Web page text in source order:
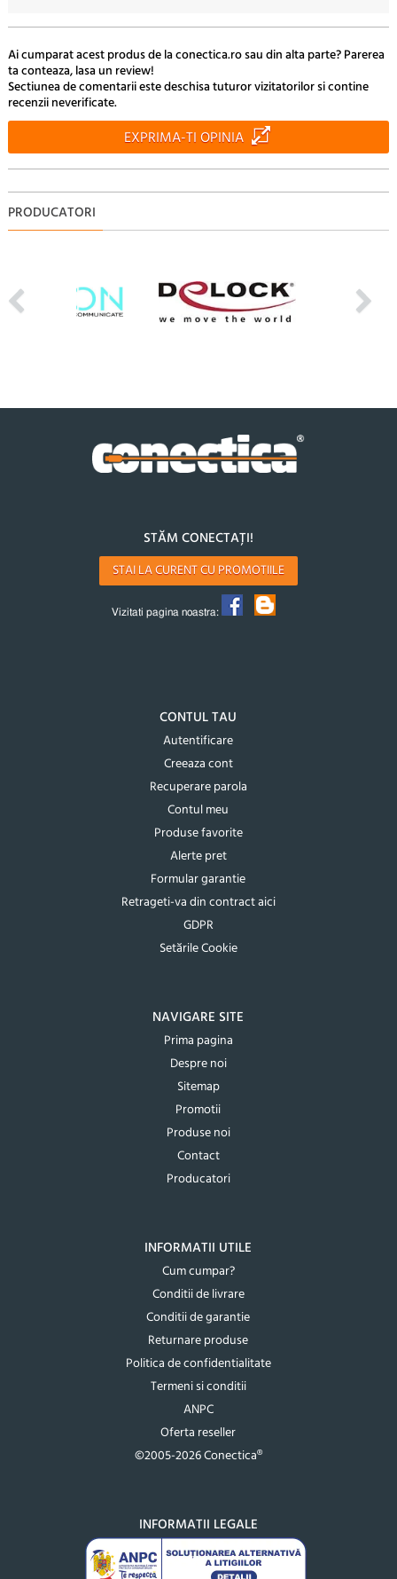
Ai cumparat acest produs de la conectica.ro sau din alta parte? Parerea
ta conteaza, lasa un review!
Sectiunea de comentarii este deschisa tuturor vizitatorilor si contine
recenzii neverificate.
EXPRIMA-TI OPINIA
PRODUCATORI
STĂM CONECTAȚI!
STAI LA CURENT CU PROMOTIILE
Vizitati pagina noastra:
CONTUL TAU
Autentificare
Creeaza cont
Recuperare parola
Contul meu
Produse favorite
Alerte pret
Formular garantie
Retrageti-va din contract aici
GDPR
Setările Cookie
NAVIGARE SITE
Prima pagina
Despre noi
Sitemap
Promotii
Produse noi
Contact
Producatori
INFORMATII UTILE
Cum cumpar?
Conditii de livrare
Conditii de garantie
Returnare produse
Politica de confidentialitate
Termeni si conditii
ANPC
Oferta reseller
©2005-2026 Conectica®
INFORMATII LEGALE